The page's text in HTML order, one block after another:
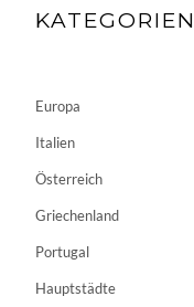
KATEGORIEN
Europa
Italien
Österreich
Griechenland
Portugal
Hauptstädte